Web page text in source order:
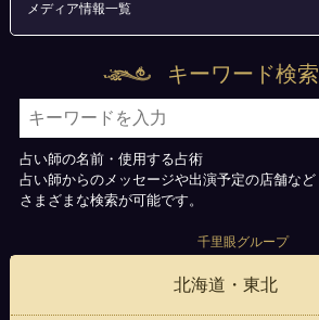
メディア情報一覧
キーワード検索
占い師の名前・使用する占術
占い師からのメッセージや出演予定の店舗など
さまざまな検索が可能です。
千里眼グループ
北海道・東北